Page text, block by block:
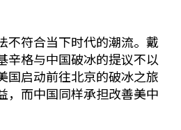
不符合当下时代的潮流。戴
辛格与中国破冰的提议不以
国启动前往北京的破冰之旅
，而中国同样承担改善美中